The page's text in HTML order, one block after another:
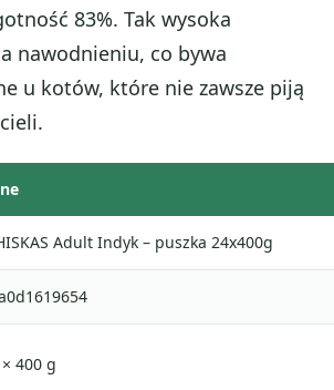
83%. Tak wysoka
nawodnieniu, co bywa
u kotów, które nie zawsze piją
Adult Indyk – puszka 24x400g
400 g